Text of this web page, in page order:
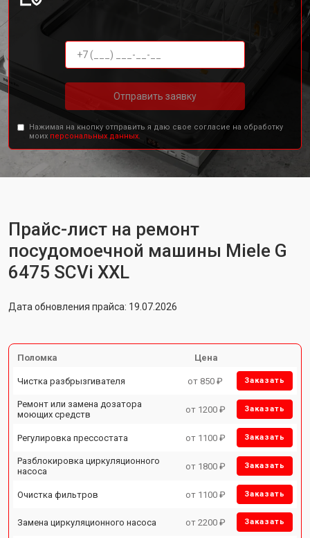
Отправить заявку
Нажимая на кнопку отправить я даю свое согласие на обработку
моих персональных данных.
Прайс-лист на ремонт
посудомоечной машины Miele G
6475 SCVi XXL
Дата обновления прайса: 19.07.2026
Поломка Цена
Чистка разбрызгивателя от 850 ₽ Заказать
Ремонт или замена дозатора
моющих средств
от 1200 ₽ Заказать
Регулировка прессостата от 1100 ₽ Заказать
Разблокировка циркуляционного
насоса
от 1800 ₽ Заказать
Очистка фильтров от 1100 ₽ Заказать
Замена циркуляционного насоса от 2200 ₽ Заказать